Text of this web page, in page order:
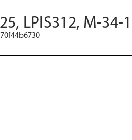
LPIS312, M-34-